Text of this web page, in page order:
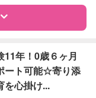
相談
11年！0歳６ヶ月
ート可能☆寄り添
を心掛け...